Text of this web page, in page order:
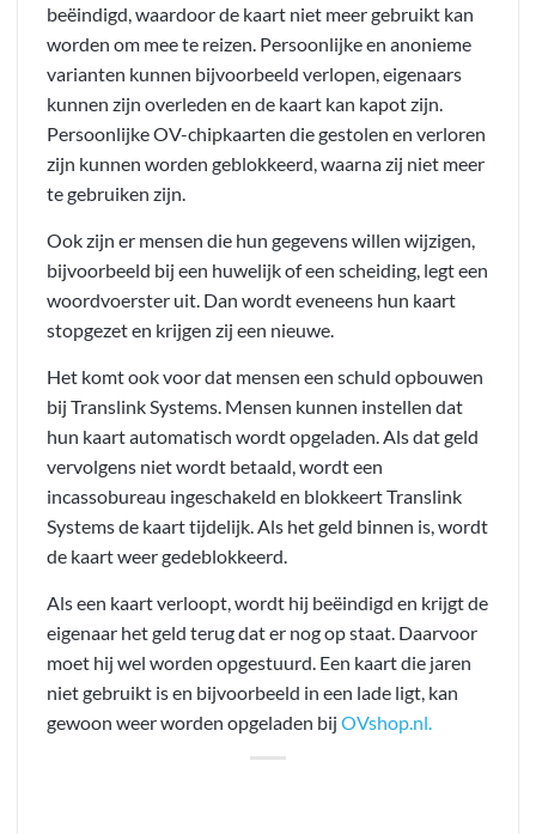
beëindigd, waardoor de kaart niet meer gebruikt kan
worden om mee te reizen. Persoonlijke en anonieme
varianten kunnen bijvoorbeeld verlopen, eigenaars
kunnen zijn overleden en de kaart kan kapot zijn.
Persoonlijke OV-chipkaarten die gestolen en verloren
zijn kunnen worden geblokkeerd, waarna zij niet meer
te gebruiken zijn.
Ook zijn er mensen die hun gegevens willen wijzigen,
bijvoorbeeld bij een huwelijk of een scheiding, legt een
woordvoerster uit. Dan wordt eveneens hun kaart
stopgezet en krijgen zij een nieuwe.
Het komt ook voor dat mensen een schuld opbouwen
bij Translink Systems. Mensen kunnen instellen dat
hun kaart automatisch wordt opgeladen. Als dat geld
vervolgens niet wordt betaald, wordt een
incassobureau ingeschakeld en blokkeert Translink
Systems de kaart tijdelijk. Als het geld binnen is, wordt
de kaart weer gedeblokkeerd.
Als een kaart verloopt, wordt hij beëindigd en krijgt de
eigenaar het geld terug dat er nog op staat. Daarvoor
moet hij wel worden opgestuurd. Een kaart die jaren
niet gebruikt is en bijvoorbeeld in een lade ligt, kan
gewoon weer worden opgeladen bij OVshop.nl.